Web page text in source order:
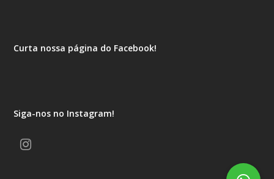
Curta nossa página do Facebook!
Siga-nos no Instagram!
Instagram